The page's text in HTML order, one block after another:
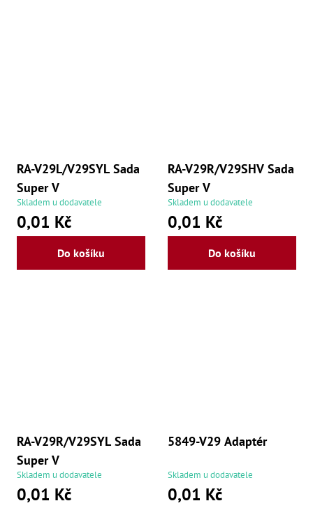
RA-V29L/V29SYL Sada
Super V
Skladem u dodavatele
0,01 Kč
Do košíku
RA-V29R/V29SHV Sada
Super V
Skladem u dodavatele
0,01 Kč
Do košíku
RA-V29R/V29SYL Sada
Super V
Skladem u dodavatele
0,01 Kč
5849-V29 Adaptér
Skladem u dodavatele
0,01 Kč